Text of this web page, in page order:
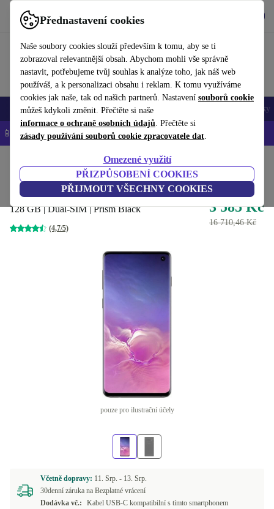
Přednastavení cookies
Naše soubory cookies slouží především k tomu, aby se ti
zobrazoval relevantnější obsah. Abychom mohli vše správně
nastavit, potřebujeme tvůj souhlas k analýze toho, jak náš web
používáš, a k personalizaci obsahu i reklam. K tomu využíváme
cookies jak naše, tak od našich partnerů. Nastavení souborů cookie
můžeš kdykoli změnit. Přečtěte si naše
informace o ochraně osobních údajů. Přečtěte si
zásady používání souborů cookie zpracovatele dat.
Omezené využití
PŘIZPŮSOBENÍ COOKIES
PŘIJMOUT VŠECHNY COOKIES
Používejte refurbed rychle a snadno
Mobily a smartphony Notebooky Tablety Doplňky
📱 -5 % NAVÍC na všechny iPhony – kód: IPHONEDEAL-
Mobily a smartphony Mobily Samsung Galaxy
Samsung Galaxy S10
128 GB | Dual-SIM | Prism Black
(4,7/5)
3 585 Kč
16 710,46 Kč
pouze pro ilustrační účely
Včetně dopravy: 11. Srp. - 13. Srp.
30denní záruka na Bezplatné vrácení
Dodávka vč.:
Kabel USB-C kompatibilní s tímto smartphonem